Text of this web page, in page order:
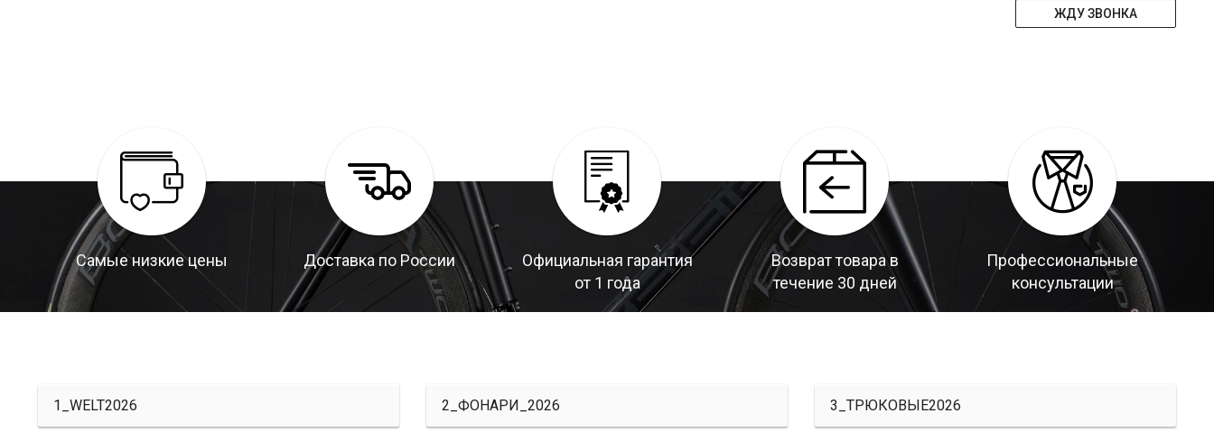
ЖДУ ЗВОНКА
Самые низкие цены Доставка по России
Официальная гарантия
от 1 года
Возврат товара в
течение 30 дней
Профессиональные
консультации
1_WELT2026 2_ФОНАРИ_2026 3_ТРЮКОВЫЕ2026